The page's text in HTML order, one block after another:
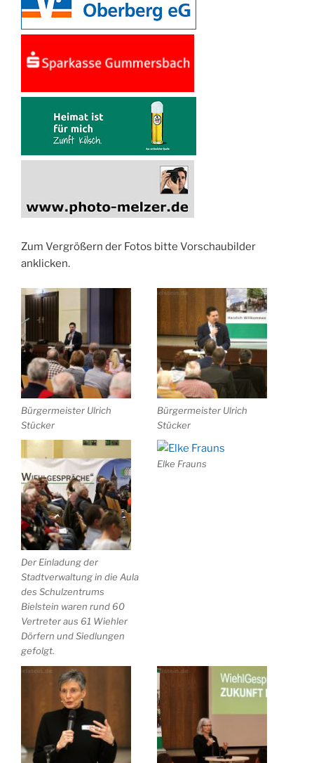
Zum Vergrößern der Fotos bitte Vorschaubilder
anklicken.
Bürgermeister Ulrich
Stücker
Bürgermeister Ulrich
Stücker
Der Einladung der
Stadtverwaltung in die Aula
des Schulzentrums
Bielstein waren rund 60
Vertreter aus 61 Wiehler
Dörfern und Siedlungen
gefolgt.
Elke Frauns